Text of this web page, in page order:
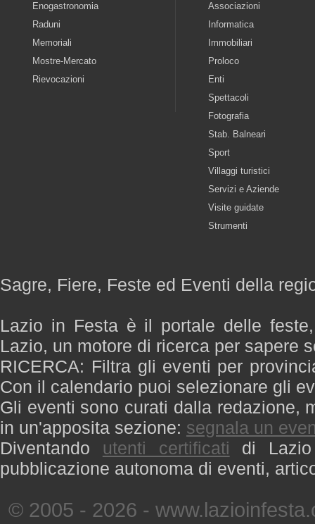
Enogastronomia
Raduni
Memoriali
Mostre-Mercato
Rievocazioni
Associazioni
Informatica
Immobiliari
Proloco
Enti
Spettacoli
Fotografia
Stab. Balneari
Sport
Villaggi turistici
Servizi e Aziende
Visite guidate
Strumenti
Sagre, Fiere, Feste ed Eventi della
Lazio in Festa è il portale delle
Lazio, un motore di ricerca per sapere
RICERCA: Filtra gli eventi per
Con il calendario puoi selezionare gli
Gli eventi sono curati dalla redazione,
in un'apposita sezione: segnala un
Diventando utenti certificati di
pubblicazione autonoma di eventi,
© 2005 - 2026 -